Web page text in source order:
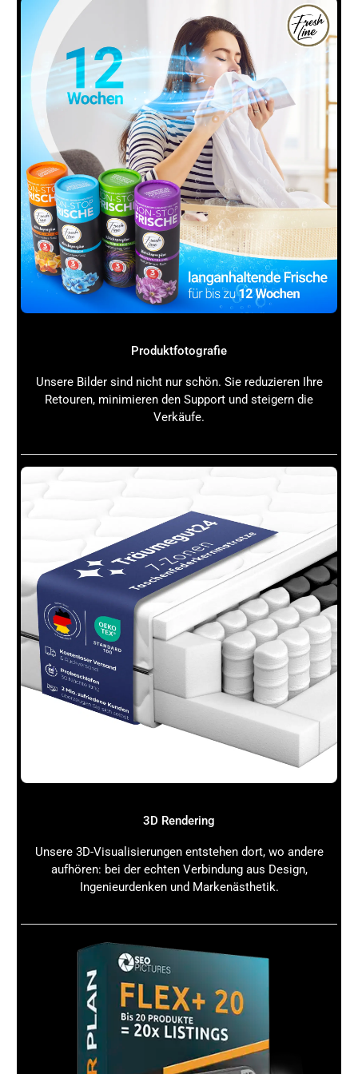
zahlt sich aus.
Produktfotografie
Unsere Bilder sind nicht nur schön. Sie reduzieren Ihre
Retouren, minimieren den Support und steigern die
Verkäufe.
3D Rendering
Unsere 3D-Visualisierungen entstehen dort, wo andere
aufhören: bei der echten Verbindung aus Design,
Ingenieurdenken und Markenästhetik.